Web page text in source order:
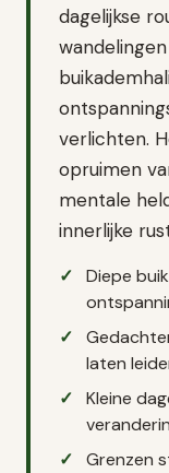
dagelijkse
verlichten.
opruimen
mentale
innerlijke
Diepe
laten
Kleine
Grenzen